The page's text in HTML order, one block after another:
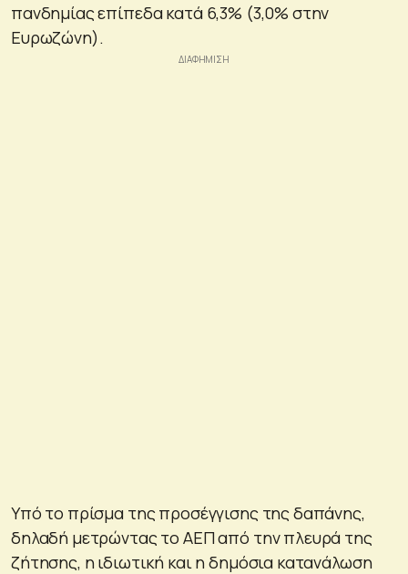
πανδημίας επίπεδα κατά 6,3% (3,0% στην
Ευρωζώνη).
Υπό το πρίσμα της προσέγγισης της δαπάνης,
δηλαδή μετρώντας το ΑΕΠ από την πλευρά της
ζήτησης, η ιδιωτική και η δημόσια κατανάλωση